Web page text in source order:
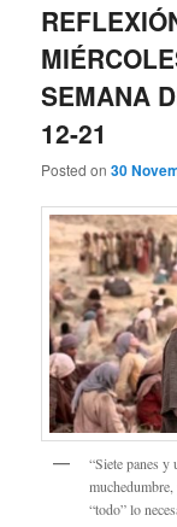
SEMANA
12-21
Posted on30
“Siete panes y
“todo” lo